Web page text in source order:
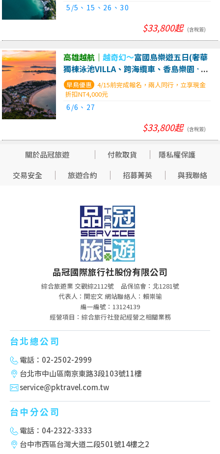
5/5、15、26、30
$33,800起 (含稅簽)
高雄越航｜越奇幻～富國島樂遊五日(奢華
獨棟泳池VILLA、跨海纜車、香島樂園、大
世界、沙法里動物園、巨龜水族館)
6/6、27
4/15前完成報名，兩人同行，立享現金
折扣NT4,000元
$33,800起 (含稅簽)
關於品冠旅遊 付款取貨
隱私權保護
交易安全
旅遊合約 招募菁英 與我聯絡
品冠國際旅行社股份有限公司
綜合旅遊業 交觀綜2112號
品保協會：北1281號
代表人：関宏文 網站聯絡人：賴崇瑜
編一編號：13124139
經營項目：綜合旅行社登記經營之相關業務
台北總公司
電話：02-2502-2999
台北市中山區南京東路3段103號11樓
service@pktravel.com.tw
台中分公司
電話：04-2322-3333
台中市西區台灣大道二段501號14樓之2